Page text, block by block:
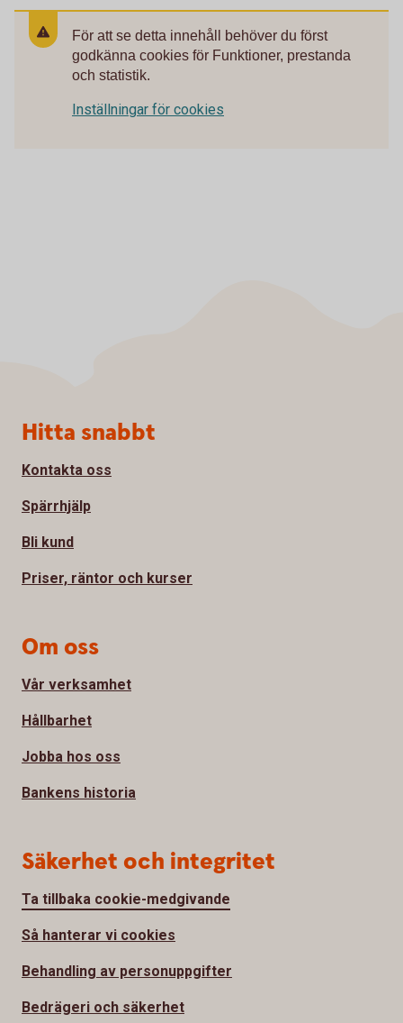
För att se detta innehåll behöver du först
godkänna cookies för Funktioner, prestanda
och statistik.
Inställningar för cookies
Sidfot
Hitta snabbt
Kontakta oss
Spärrhjälp
Bli kund
Priser, räntor och kurser
Om oss
Vår verksamhet
Hållbarhet
Jobba hos oss
Bankens historia
Säkerhet och integritet
Ta tillbaka cookie-medgivande
Så hanterar vi cookies
Behandling av personuppgifter
Bedrägeri och säkerhet